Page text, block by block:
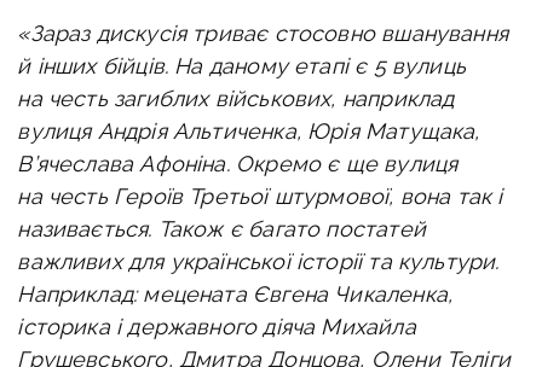
«Зараз дискусія триває стосовно вшанування
й інших бійців. На даному етапі є 5 вулиць
на честь загиблих військових, наприклад
вулиця Андрія Альтиченка, Юрія Матущака,
В’ячеслава Афоніна. Окремо є ще вулиця
на честь Героїв Третьої штурмової, вона так і
називається. Також є багато постатей
важливих для української історії та культури.
Наприклад: мецената Євгена Чикаленка,
історика і державного діяча Михайла
Грушевського, Дмитра Донцова, Олени Теліги